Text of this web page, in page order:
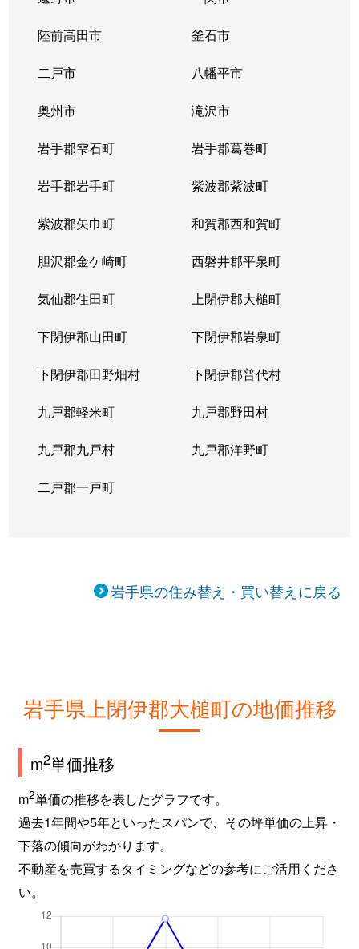
陸前高田市 釜石市
二戸市 八幡平市
奥州市 滝沢市
岩手郡雫石町 岩手郡葛巻町
岩手郡岩手町 紫波郡紫波町
紫波郡矢巾町 和賀郡西和賀町
胆沢郡金ケ崎町 西磐井郡平泉町
気仙郡住田町 上閉伊郡大槌町
下閉伊郡山田町 下閉伊郡岩泉町
下閉伊郡田野畑村 下閉伊郡普代村
九戸郡軽米町 九戸郡野田村
九戸郡九戸村 九戸郡洋野町
二戸郡一戸町
岩手県の住み替え・買い替えに戻る
岩手県上閉伊郡大槌町の地価推移
m2単価推移
m2単価の推移を表したグラフです。
過去1年間や5年といったスパンで、その坪単価の上昇・
下落の傾向がわかります。
不動産を売買するタイミングなどの参考にご活用くださ
い。